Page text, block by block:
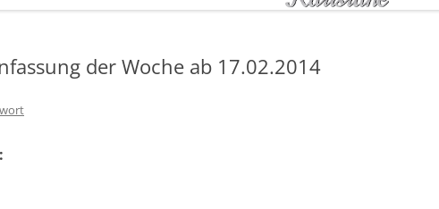
der Woche ab 17.02.2014